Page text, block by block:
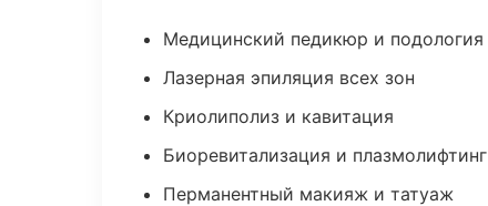
Медицинский педикюр и подология
Лазерная эпиляция всех зон
Криолиполиз и кавитация
Биоревитализация и плазмолифтинг
Перманентный макияж и татуаж